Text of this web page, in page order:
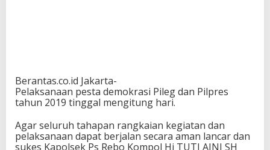
Berantas.co.id Jakarta-
Pelaksanaan pesta demokrasi Pileg dan Pilpres
tahun 2019 tinggal mengitung hari.
Agar seluruh tahapan rangkaian kegiatan dan
pelaksanaan dapat berjalan secara aman lancar dan
sukes Kapolsek Ps Rebo Kompol Hj TUTI AINI SH